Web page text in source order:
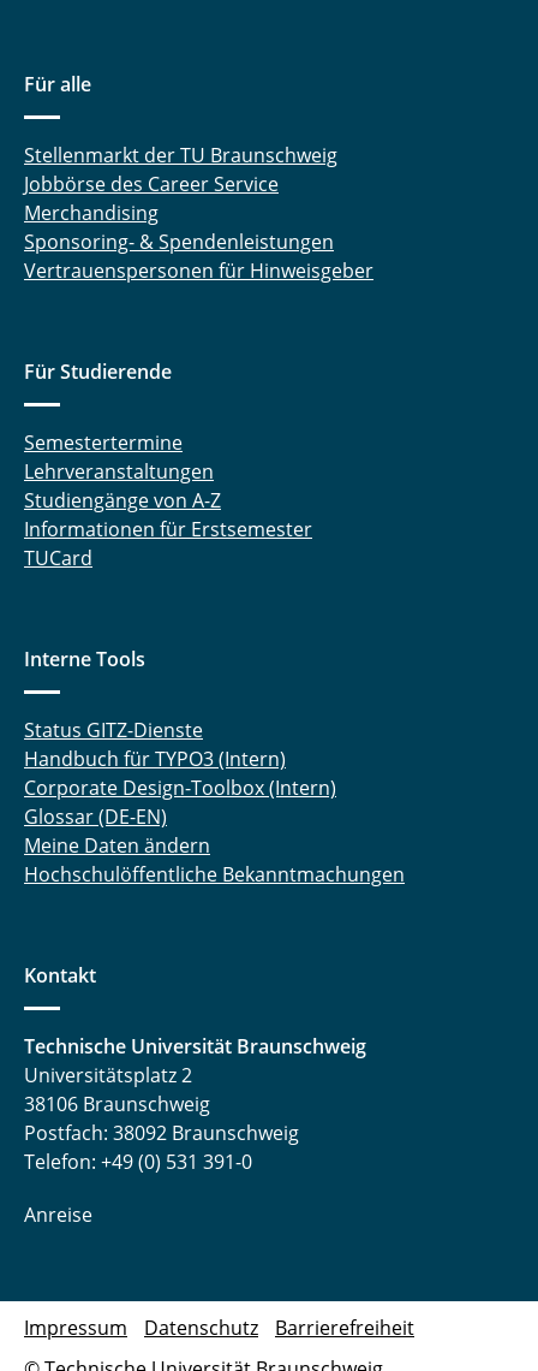
Für alle
Stellenmarkt der TU Braunschweig
Jobbörse des Career Service
Merchandising
Sponsoring- & Spendenleistungen
Vertrauenspersonen für Hinweisgeber
Für Studierende
Semestertermine
Lehrveranstaltungen
Studiengänge von A-Z
Informationen für Erstsemester
TUCard
Interne Tools
Status GITZ-Dienste
Handbuch für TYPO3 (Intern)
Corporate Design-Toolbox (Intern)
Glossar (DE-EN)
Meine Daten ändern
Hochschulöffentliche Bekanntmachungen
Kontakt
Technische Universität Braunschweig
Universitätsplatz 2
38106 Braunschweig
Postfach: 38092 Braunschweig
Telefon: +49 (0) 531 391-0
Anreise
Impressum Datenschutz Barrierefreiheit